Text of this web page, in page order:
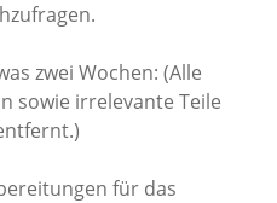
zwei Wochen: (Alle
sowie irrelevante Teile
für das